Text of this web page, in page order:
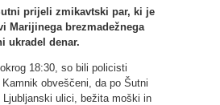
prijeli zmikavtski par, ki je
Marijinega brezmadežnega
ukradel denar.
18:30, so bili policisti
obveščeni, da po Šutni
ulici, bežita moški in